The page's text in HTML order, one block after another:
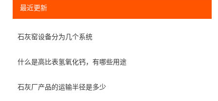
最近更新
石灰窑设备分为几个系统
什么是高比表氢氧化钙，有哪些用途
石灰厂产品的运输半径是多少